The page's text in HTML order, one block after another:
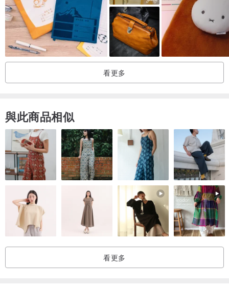
除此之外，材質更是選用了防水Tarpaulin帆布及防撞泡棉，隨時保護
你的隨身物品及筆電，防止突如其來得振動騷擾與潑濺，而依照個人
需求加購的提把與內袋，讓你使用起來更便利、更輕鬆。
加購提把以輕鬆攜帶
www.pinkoi.com/product/1huhwBzd
加購內袋以方便收納
www.pinkoi.com/product/8d9dDsYF
看更多
與此商品相似
看更多